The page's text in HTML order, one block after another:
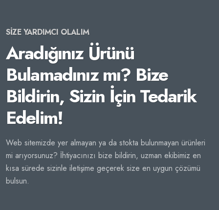
SİZE YARDIMCI OLALIM
Aradığınız Ürünü
Bulamadınız mı? Bize
Bildirin, Sizin İçin Tedarik
Edelim!
Web sitemizde yer almayan ya da stokta bulunmayan ürünleri
mi arıyorsunuz? İhtiyacınızı bize bildirin, uzman ekibimiz en
kısa sürede sizinle iletişime geçerek size en uygun çözümü
bulsun.